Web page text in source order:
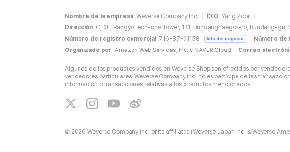
Nombre de la empresa Weverse Company Inc. CEO Yang Zooil
Dirección C, 6F, PangyoTech-one Tower, 131, Bundangnaegok-ro, Bundang-
Número de registro comercial
716-87-01158 Info del negocio Número
Organizado por Amazon Web Services, Inc. y NAVER Cloud Correo
Algunos de los productos vendidos en Weverse Shop son ofrecidos por
vendedores particulares, Weverse Company Inc. no es partícipe de las
información o transacciones relativas a los productos mencionados.
© 2026 Weverse Company Inc. or its affiliates (Weverse Japan Inc. & Weverse